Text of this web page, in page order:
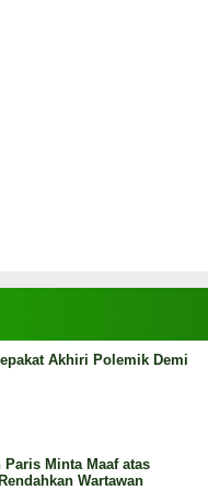
Akhiri Polemik Demi
Paris Minta Maaf atas
Wartawan